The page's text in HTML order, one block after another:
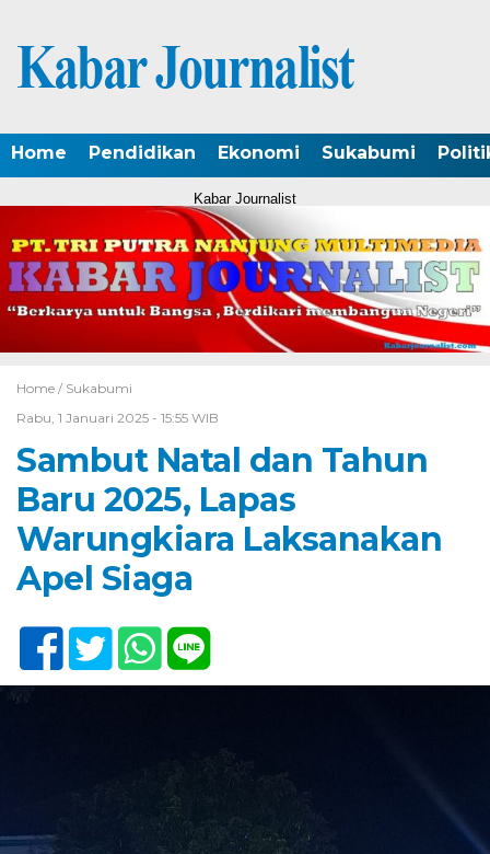
Home Pendidikan Ekonomi Sukabumi
Kabar Journalist
Home / Sukabumi
Rabu, 1 Januari 2025 - 15:55 WIB
Sambut Natal dan Tahun
Baru 2025, Lapas
Warungkiara Laksanakan
Apel Siaga